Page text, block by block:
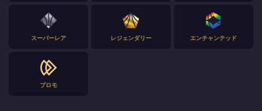
スーパーレア レジェンダリー エンチャンテッド
プロモ